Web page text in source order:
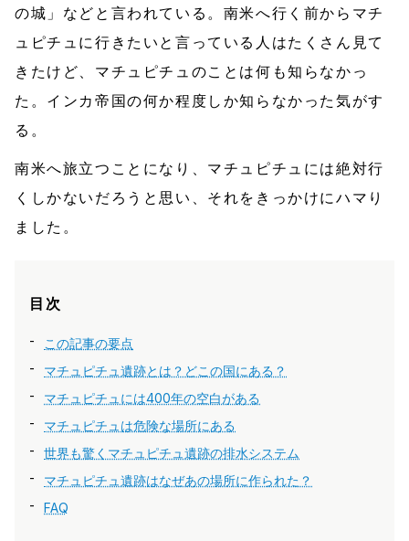
の城」などと言われている。南米へ行く前からマチ
ュピチュに行きたいと言っている人はたくさん見て
きたけど、マチュピチュのことは何も知らなかっ
た。インカ帝国の何か程度しか知らなかった気がす
る。
南米へ旅立つことになり、マチュピチュには絶対行
くしかないだろうと思い、それをきっかけにハマり
ました。
目次
この記事の要点
マチュピチュ遺跡とは？どこの国にある？
マチュピチュには400年の空白がある
マチュピチュは危険な場所にある
世界も驚くマチュピチュ遺跡の排水システム
マチュピチュ遺跡はなぜあの場所に作られた？
FAQ